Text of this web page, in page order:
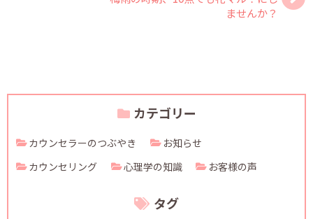
ませんか？
カテゴリー
カウンセラーのつぶやき
お知らせ
カウンセリング
心理学の知識 お客様の声
タグ